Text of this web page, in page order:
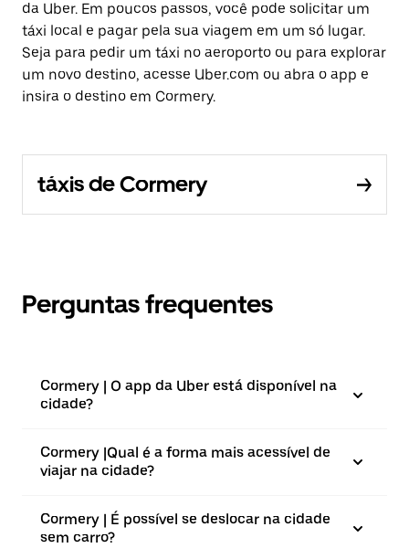
da Uber. Em poucos passos, você pode solicitar um
táxi local e pagar pela sua viagem em um só lugar.
Seja para pedir um táxi no aeroporto ou para explorar
um novo destino, acesse Uber.com ou abra o app e
insira o destino em Cormery.
táxis de Cormery
Perguntas frequentes
Cormery | O app da Uber está disponível na
cidade?
Cormery |⁠Qual é a forma mais acessível de
viajar na cidade?
Cormery | É possível se deslocar na cidade
sem carro?